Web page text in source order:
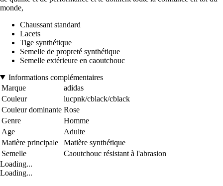
monde,
Chaussant standard
Lacets
Tige synthétique
Semelle de propreté synthétique
Semelle extérieure en caoutchouc
Informations complémentaires
Marque
adidas
Couleur
lucpnk/cblack/cblack
Couleur dominante Rose
Genre
Homme
Age
Adulte
Matière principale
Matière synthétique
Semelle
Caoutchouc résistant à l'abrasion
Loading...
Loading...